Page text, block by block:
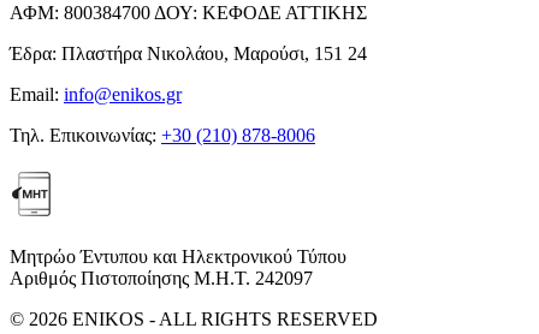
ΑΦΜ: 800384700 ΔΟΥ: ΚΕΦΟΔΕ ΑΤΤΙΚΗΣ
Έδρα: Πλαστήρα Νικολάου, Μαρούσι, 151 24
Email: info@enikos.gr
Τηλ. Επικοινωνίας: +30 (210) 878-8006
Μητρώο Έντυπου και Ηλεκτρονικού Τύπου
Αριθμός Πιστοποίησης Μ.Η.Τ. 242097
© 2026 ENIKOS - ALL RIGHTS RESERVED